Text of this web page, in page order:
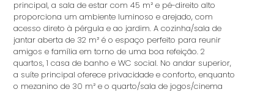
principal, a sala de estar com 45 m² e pé-direito alto
proporciona um ambiente luminoso e arejado, com
acesso direto à pérgula e ao jardim. A cozinha/sala de
jantar aberta de 32 m² é o espaço perfeito para reunir
amigos e família em torno de uma boa refeição. 2
quartos, 1 casa de banho e WC social. No andar superior,
a suíte principal oferece privacidade e conforto, enquanto
o mezanino de 30 m² e o quarto/sala de jogos/cinema